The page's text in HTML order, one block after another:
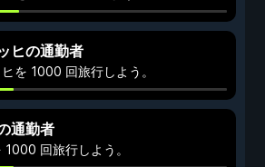
ヒの通勤者
を 1000 回旅行しよう。
通勤者
1000 回旅行しよう。